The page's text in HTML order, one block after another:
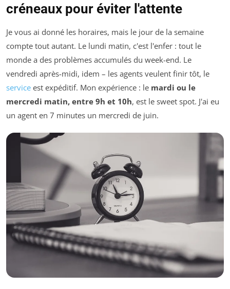
créneaux pour éviter l'attente
Je vous ai donné les horaires, mais le jour de la semaine
compte tout autant. Le lundi matin, c'est l'enfer : tout le
monde a des problèmes accumulés du week-end. Le
vendredi après-midi, idem – les agents veulent finir tôt, le
service est expéditif. Mon expérience : le mardi ou le
mercredi matin, entre 9h et 10h, est le sweet spot. J'ai eu
un agent en 7 minutes un mercredi de juin.